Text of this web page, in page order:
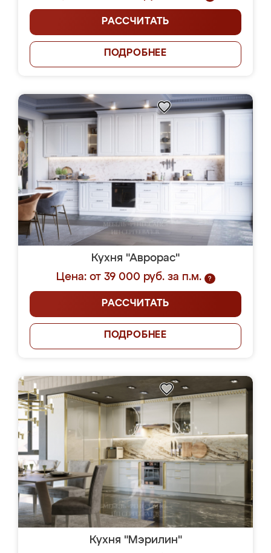
РАССЧИТАТЬ
ПОДРОБНЕЕ
Кухня "Аврорас"
Цена: от 39 000 руб. за п.м.
?
РАССЧИТАТЬ
ПОДРОБНЕЕ
Кухня "Мэрилин"